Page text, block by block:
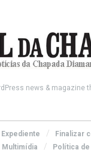
news & magazine
Expediente
Finalizar
Multimídia Política